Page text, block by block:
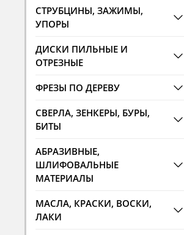
СТРУБЦИНЫ, ЗАЖИМЫ,
УПОРЫ
ДИСКИ ПИЛЬНЫЕ И
ОТРЕЗНЫЕ
ФРЕЗЫ ПО ДЕРЕВУ
СВЕРЛА, ЗЕНКЕРЫ, БУРЫ,
БИТЫ
АБРАЗИВНЫЕ,
ШЛИФОВАЛЬНЫЕ
МАТЕРИАЛЫ
МАСЛА, КРАСКИ, ВОСКИ,
ЛАКИ